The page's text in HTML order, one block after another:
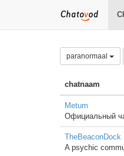
paranormaal
chatnaam
Metum
Официальный
TheBeaconDock
A psychic